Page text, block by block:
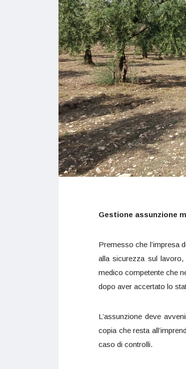
Gestione assunzione
Premesso che l’impresa
alla sicurezza sul
medico competente che
dopo aver accertato lo
L’assunzione deve
copia che resta
caso di controlli.